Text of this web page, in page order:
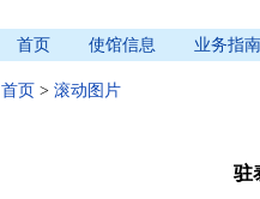
首页 使馆信息 业务指南
首页 > 滚动图片
驻